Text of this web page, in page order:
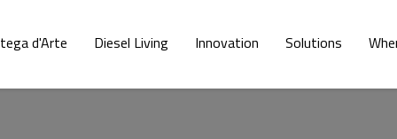
d'Arte Diesel Living Innovation Solutions